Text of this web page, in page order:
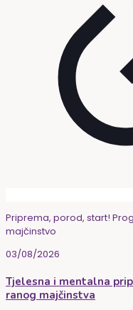
Priprema, porod, start!
majčinstvo
03/08/2026
Tjelesna i mentalna
ranog majčinstva